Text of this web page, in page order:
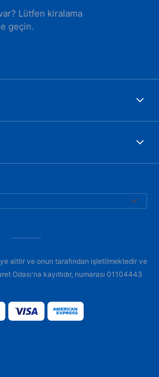
Lütfen kiralama
geçin.
aittir ve onun tarafından işletilmektedir ve
Odası'na kayıtlıdır, numarası 01104443